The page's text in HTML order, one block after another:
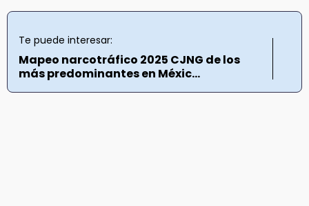
Te puede interesar:
Mapeo narcotráfico 2025 CJNG de los
más predominantes en Méxic...